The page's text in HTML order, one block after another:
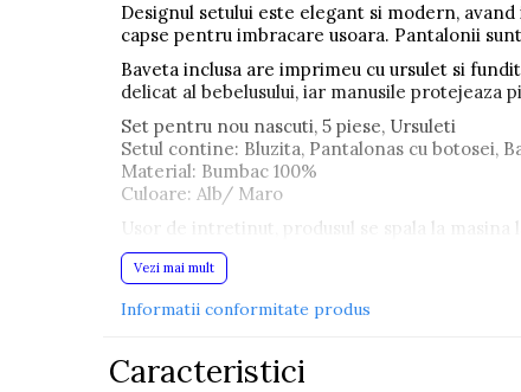
Seturi de rufe
Trenuri cu sine
Vehicule de constructii
Jucarii exterior
Piscine gonflabile
Designul setului este elegant si modern,
capse pentru imbracare usoara. Pantalonii
Baveta inclusa are imprimeu cu ursulet si
delicat al bebelusului, iar manusile protejeaza
Set pentru nou nascuti, 5 piese, Ursuleti
Setul contine: Bluzita, Pantalonas cu botosei,
Material: Bumbac 100%
Culoare: Alb/ Maro
Usor de intretinut, produsul se spala la masina
Vezi mai mult
Informatii conformitate produs
Caracteristici